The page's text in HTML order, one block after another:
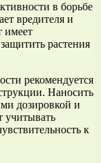
в борьбе
вредителя и
имеет
растения
рекомендуется
Наносить
дозировкой и
учитывать
к